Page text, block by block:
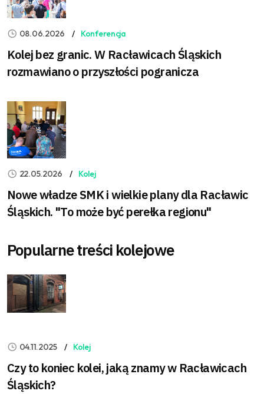
08.06.2026 Konferencja
Kolej bez granic. W Racławicach Śląskich
rozmawiano o przyszłości pogranicza
22.05.2026 Kolej
Nowe władze SMK i wielkie plany dla Racławic
Śląskich. "To może być perełka regionu"
Popularne treści kolejowe
04.11.2025 Kolej
Czy to koniec kolei, jaką znamy w Racławicach
Śląskich?